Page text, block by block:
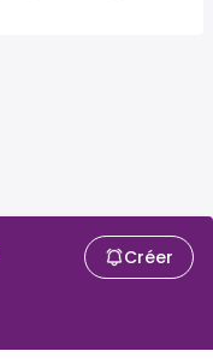
Créer